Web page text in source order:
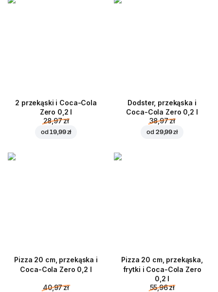
2 przekąski i Coca-Cola
Zero 0,2 l
28,97 zł
od19,99 zł
Dodster, przekąska i
Coca-Cola Zero 0,2 l
38,97 zł
od 29,99 zł
Pizza 20 cm, przekąska i
Coca-Cola Zero 0,2 l
40,97 zł
Pizza 20 cm, przekąska,
frytki i Coca-Cola Zero
0,2 l
55,96 zł